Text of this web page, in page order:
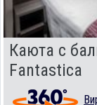
Каюта с
Fantastica